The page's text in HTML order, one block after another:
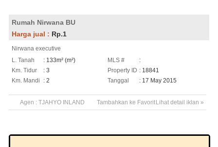
Rumah Nirwana BU
Harga jual : Rp.1
Nirwana executive
L. Tanah
: 133m² (m²)
Km. Tidur
: 3
Km. Mandi
: 2
MLS #
:
Property ID : 18841
Tanggal
: 17 May 2015
Agen : TJAHYO INLAND Lihat detail iklan »
Tambahkan ke Favorit